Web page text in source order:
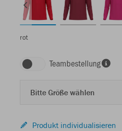
rot
Teambestellung
Bitte Größe wählen
Produkt individualisieren